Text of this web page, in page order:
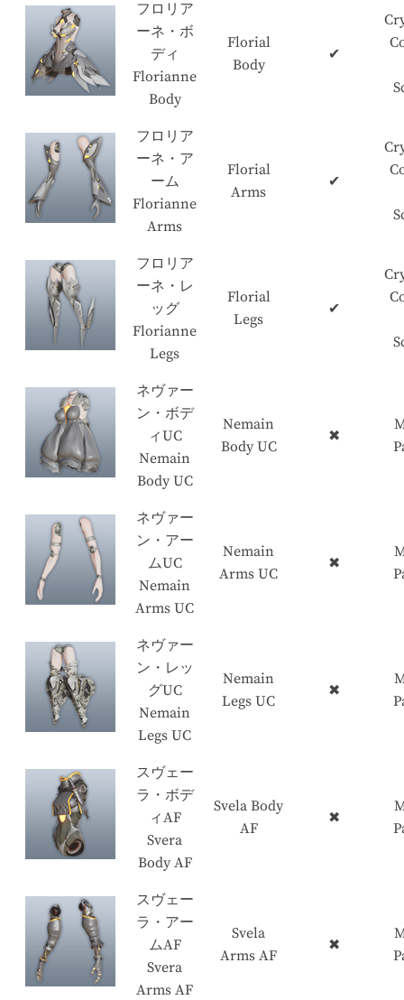
フロリア
ーネ・ボ
ディ
Florianne
Body
Florial
Body
✔
フロリア
ーネ・ア
ーム
Florianne
Arms
Florial
Arms
✔
フロリア
ーネ・レ
ッグ
Florianne
Legs
Florial
Legs
✔
ネヴァー
ン・ボデ
ィUC
Nemain
Body UC
Nemain
Body UC
✖
ネヴァー
ン・アー
ムUC
Nemain
Arms UC
Nemain
Arms UC
✖
ネヴァー
ン・レッ
グUC
Nemain
Legs UC
Nemain
Legs UC
✖
スヴェー
ラ・ボデ
ィAF
Svera
Body AF
Svela Body
AF
✖
スヴェー
ラ・アー
ムAF
Svera
Arms AF
Svela
Arms AF
✖